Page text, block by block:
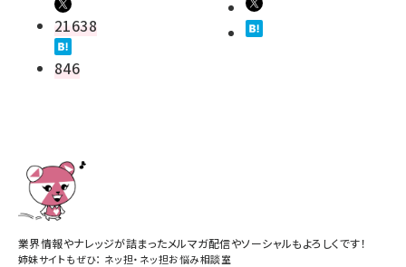
21638
846
業界情報やナレッジが詰まったメルマガ配信やソーシャルもよろしくです！
姉妹サイトもぜひ： ネッ担・ ネッ担お悩み相談室